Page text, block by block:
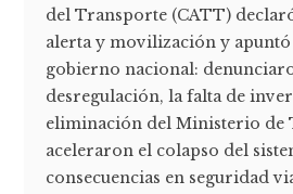
del Transporte (CATT)
alerta y movilización y
gobierno nacional:
desregulación, la falta de
eliminación del Ministerio de
aceleraron el colapso del
consecuencias en seguridad